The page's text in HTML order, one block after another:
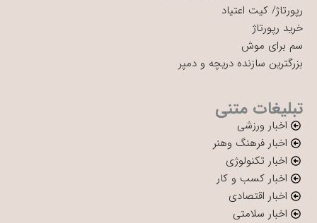
رپورتاژ/ کیت اعتیاد
خرید رپورتاژ
سم برای موش
بزرگترین سازنده دریچه و دمپر
تبلیغات متنی
اخبار ورزشی
اخبار فرهنگ وهنر
اخبار تکنولوژی
اخبار کسب و کار
اخبار اقتصادی
اخبار سلامتی